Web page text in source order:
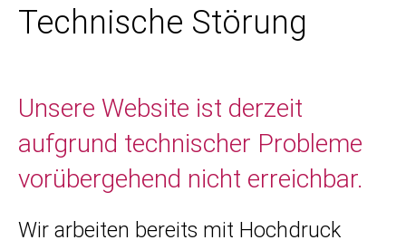
Technische Störung
Unsere Website ist derzeit
aufgrund technischer Probleme
vorübergehend nicht erreichbar.
Wir arbeiten bereits mit Hochdruck